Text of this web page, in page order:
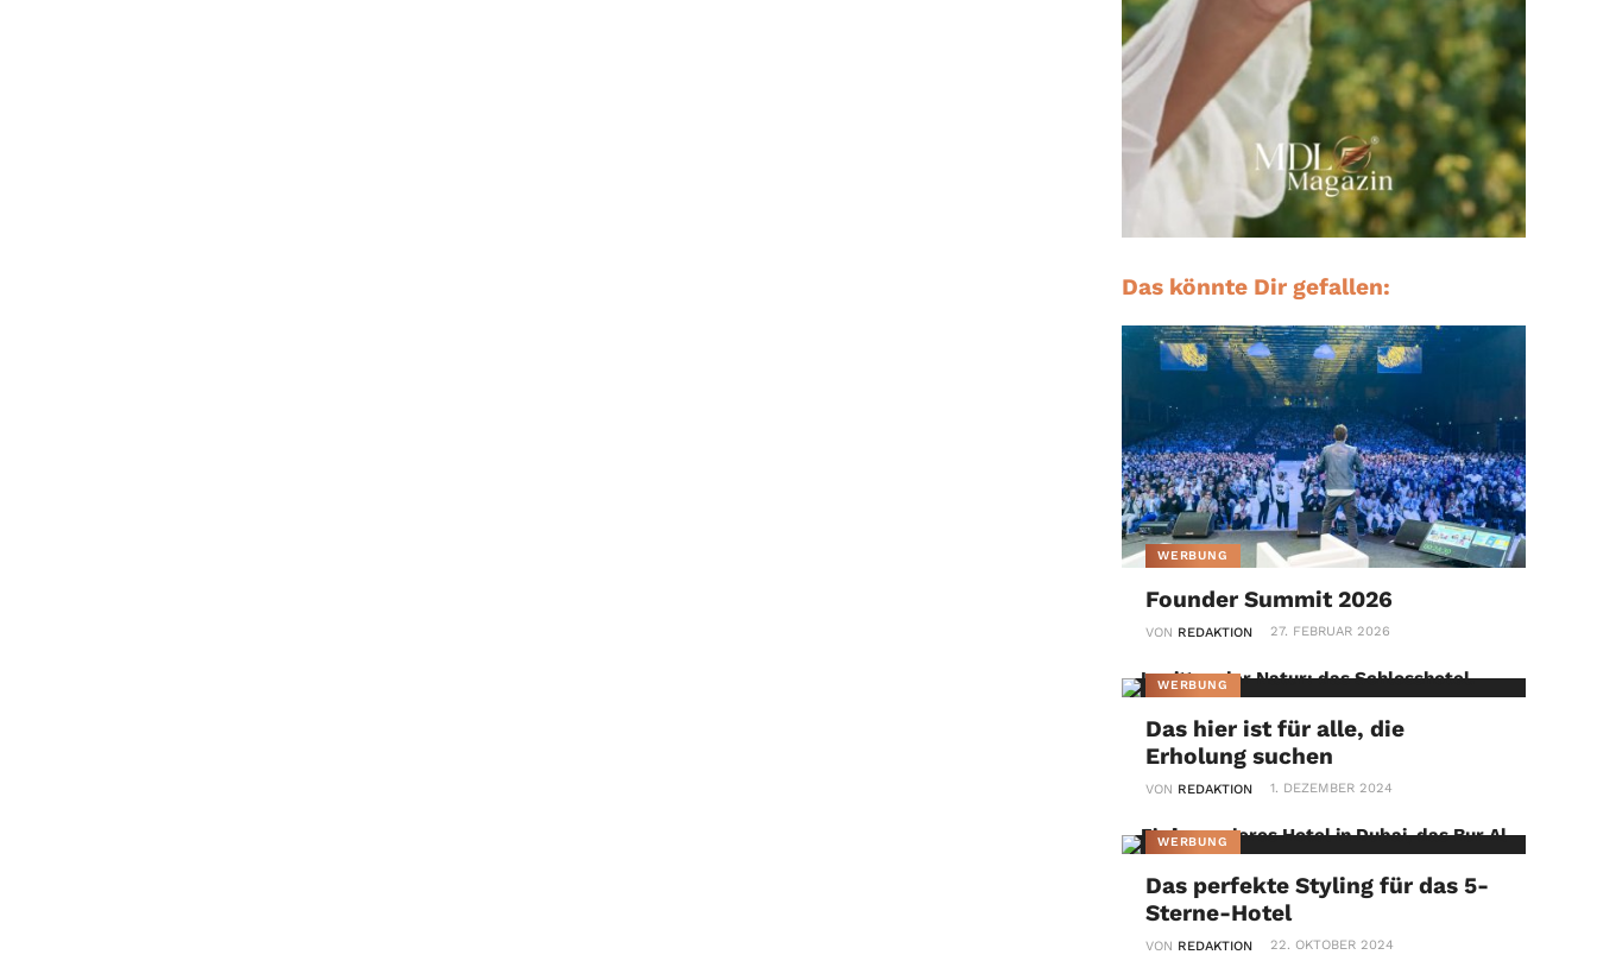
Das könnte Dir gefallen:
WERBUNG
Founder Summit 2026
VON REDAKTION 27. FEBRUAR 2026
WERBUNG
Das hier ist für alle, die
Erholung suchen
VON REDAKTION 1. DEZEMBER 2024
WERBUNG
Das perfekte Styling für das 5-
Sterne-Hotel
VON REDAKTION 22. OKTOBER 2024